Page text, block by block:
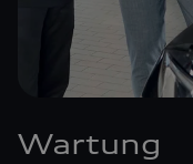
Wartung